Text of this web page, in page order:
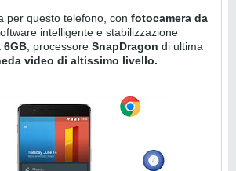
per questo telefono, con fotocamera da
intelligente e stabilizzazione
6GB , processore SnapDragon di ultima
video di altissimo livello.